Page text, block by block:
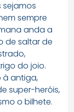
sempre
anda a
de saltar de
do joio.
à antiga,
super-heróis,
o bilhete.